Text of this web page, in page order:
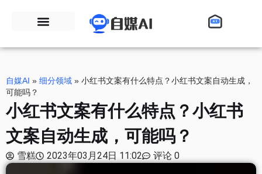
自媒AI » 细分领域 » 小红书文案有什么特点？小红书文案自动生成，
可能吗？
小红书文案有什么特点？小红书
文案自动生成，可能吗？
雪糕 2023年03月24日 11:02 评论 0